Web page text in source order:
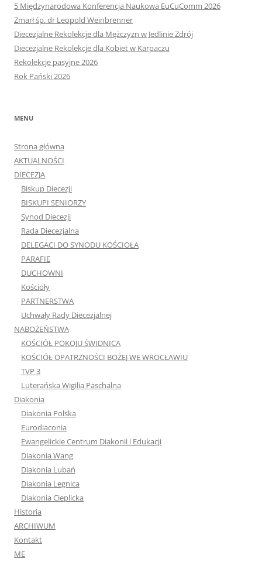
5 Międzynarodowa Konferencja Naukowa EuCuComm 2026
Zmarł śp. dr Leopold Weinbrenner
Diecezjalne Rekolekcje dla Mężczyzn w Jedlinie Zdrój
Diecezjalne Rekolekcje dla Kobiet w Karpaczu
Rekolekcje pasyjne 2026
Rok Pański 2026
MENU
Strona główna
AKTUALNOŚCI
DIECEZJA
Biskup Diecezji
BISKUPI SENIORZY
Synod Diecezji
Rada Diecezjalna
DELEGACI DO SYNODU KOŚCIOŁA
PARAFIE
DUCHOWNI
Kościoły
PARTNERSTWA
Uchwały Rady Diecezjalnej
NABOŻEŃSTWA
KOŚCIÓŁ POKOJU ŚWIDNICA
KOŚCIÓŁ OPATRZNOŚCI BOŻEJ WE WROCŁAWIU
TVP 3
Luterańska Wigilia Paschalna
Diakonia
Diakonia Polska
Eurodiaconia
Ewangelickie Centrum Diakonii i Edukacji
Diakonia Wang
Diakonia Lubań
Diakonia Legnica
Diakonia Cieplicka
Historia
ARCHIWUM
Kontakt
ME